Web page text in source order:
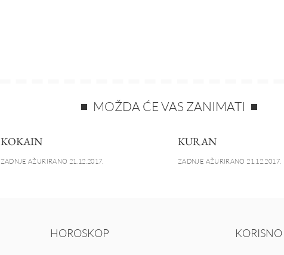
MOŽDA ĆE VAS ZANIMATI
KOKAIN
ZADNJE AŽURIRANO 21.12.2017.
KURAN
ZADNJE AŽURIRANO 21.12.2017.
HOROSKOP KORISNO